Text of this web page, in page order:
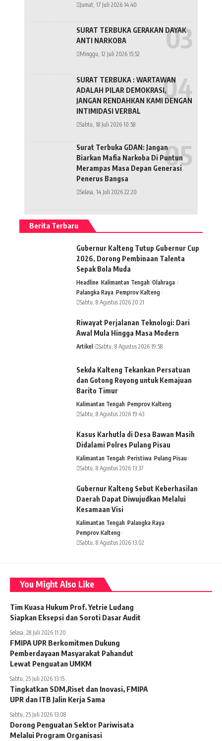
Jumat, 17 Juli 2026 14:40
SURAT TERBUKA GERAKAN DAYAK
ANTI NARKOBA
Minggu, 12 Juli 2026 15:52
SURAT TERBUKA : WARTAWAN
ADALAH PILAR DEMOKRASI,
JANGAN RENDAHKAN KAMI DENGAN
INTIMIDASI VERBAL
Sabtu, 18 Juli 2026 10:58
Surat Terbuka GDAN: Jangan
Biarkan Mafia Narkoba Di Puntun
Merampas Masa Depan Generasi
Penerus Bangsa
Selasa, 14 Juli 2026 22:20
Berita Terbaru
Gubernur Kalteng Tutup Gubernur Cup
2026, Dorong Pembinaan Talenta
Sepak Bola Muda
Headline Kalimantan Tengah Olahraga
Palangka Raya Pemprov Kalteng
Sabtu, 8 Agustus 2026 20:21
Riwayat Perjalanan Teknologi: Dari
Awal Mula Hingga Masa Modern
Artikel Sabtu, 8 Agustus 2026 19:58
Sekda Kalteng Tekankan Persatuan
dan Gotong Royong untuk Kemajuan
Barito Timur
Kalimantan Tengah Pemprov Kalteng
Sabtu, 8 Agustus 2026 19:43
Kasus Karhutla di Desa Bawan Masih
Didalami Polres Pulang Pisau
Kalimantan Tengah Peristiwa Pulang Pisau
Sabtu, 8 Agustus 2026 13:37
Gubernur Kalteng Sebut Keberhasilan
Daerah Dapat Diwujudkan Melalui
Kesamaan Visi
Kalimantan Tengah Palangka Raya
Pemprov Kalteng
Sabtu, 8 Agustus 2026 13:02
You Might Also Like
Tim Kuasa Hukum Prof. Yetrie Ludang
Siapkan Eksepsi dan Soroti Dasar Audit
Selasa, 28 Juli 2026 11:20
FMIPA UPR Berkomitmen Dukung
Pemberdayaan Masyarakat Pahandut
Lewat Penguatan UMKM
Sabtu, 25 Juli 2026 13:15
Tingkatkan SDM,Riset dan Inovasi, FMIPA
UPR dan ITB Jalin Kerja Sama
Sabtu, 25 Juli 2026 13:08
Dorong Penguatan Sektor Pariwisata
Melalui Program Organisasi